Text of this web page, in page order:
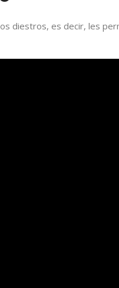
diestros, es decir, les